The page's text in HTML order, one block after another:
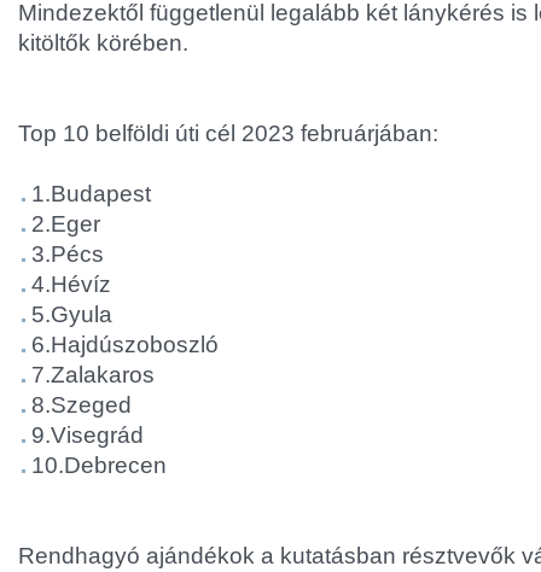
Mindezektől függetlenül legalább két lánykérés is
kitöltők körében.
Top 10 belföldi úti cél 2023 februárjában:
1.Budapest
2.Eger
3.Pécs
4.Hévíz
5.Gyula
6.Hajdúszoboszló
7.Zalakaros
8.Szeged
9.Visegrád
10.Debrecen
Rendhagyó ajándékok a kutatásban résztvevők